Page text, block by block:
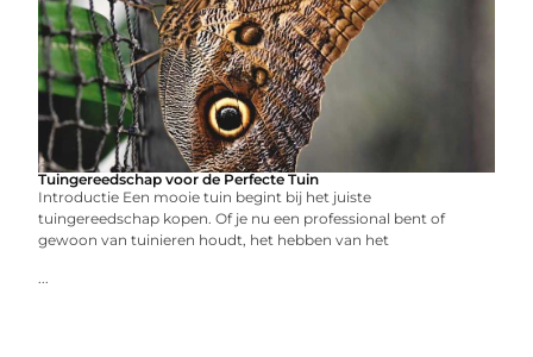
Tuingereedschap voor de Perfecte Tuin
Introductie Een mooie tuin begint bij het juiste
tuingereedschap kopen. Of je nu een professional bent of
gewoon van tuinieren houdt, het hebben van het
...